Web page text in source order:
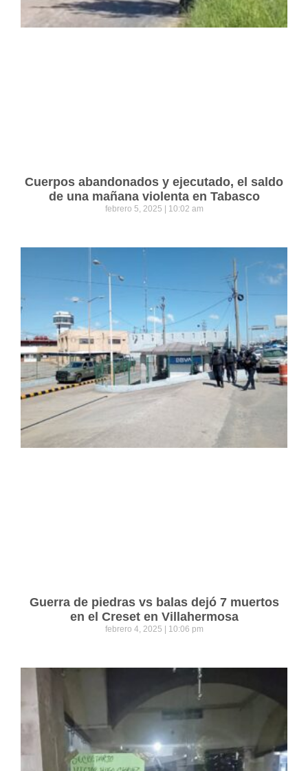
Cuerpos abandonados y ejecutado, el saldo
de una mañana violenta en Tabasco
febrero 5, 2025 10:02 am
Guerra de piedras vs balas dejó 7 muertos
en el Creset en Villahermosa
febrero 4, 2025 10:06 pm